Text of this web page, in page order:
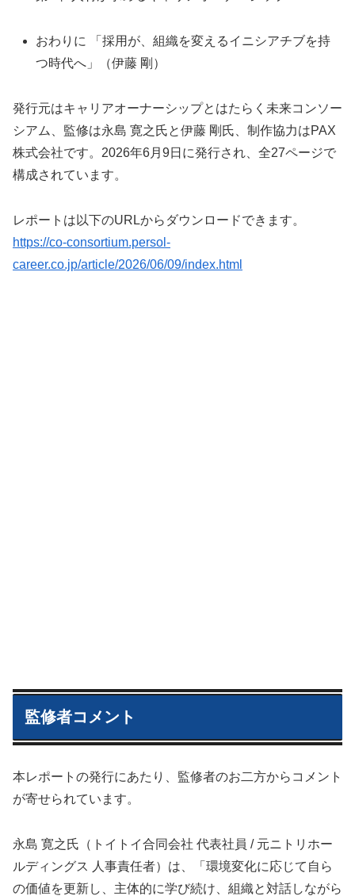
おわりに 「採用が、組織を変えるイニシアチブを持
つ時代へ」（伊藤 剛）
発行元はキャリアオーナーシップとはたらく未来コンソー
シアム、監修は永島 寛之氏と伊藤 剛氏、制作協力はPAX
株式会社です。2026年6月9日に発行され、全27ページで
構成されています。
レポートは以下のURLからダウンロードできます。
https://co-consortium.persol-
career.co.jp/article/2026/06/09/index.html
監修者コメント
本レポートの発行にあたり、監修者のお二方からコメント
が寄せられています。
永島 寛之氏（トイトイ合同会社 代表社員 / 元ニトリホー
ルディングス 人事責任者）は、「環境変化に応じて自ら
の価値を更新し、主体的に学び続け、組織と対話しながら